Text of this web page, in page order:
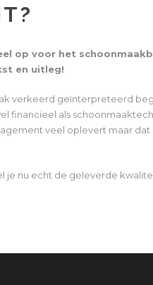
op voor het
en uitleg!
verkeerd geïnterpreteerd
financieel als
veel oplevert maar
je nu echt de geleverde